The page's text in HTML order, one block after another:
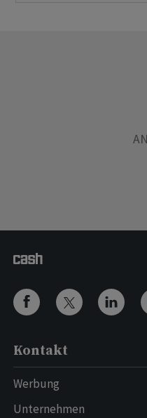
Kontakt
Werbung
Unternehmen